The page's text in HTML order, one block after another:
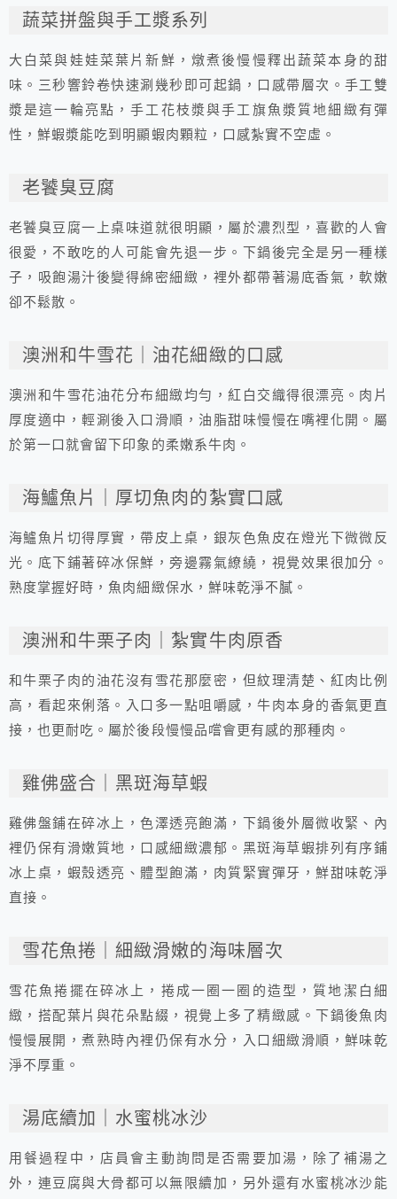
蔬菜拼盤與手工漿系列
大白菜與娃娃菜葉片新鮮，燉煮後慢慢釋出蔬菜本身的甜
味。三秒響鈴卷快速涮幾秒即可起鍋，口感帶層次。手工雙
漿是這一輪亮點，手工花枝漿與手工旗魚漿質地細緻有彈
性，鮮蝦漿能吃到明顯蝦肉顆粒，口感紮實不空虛。
老饕臭豆腐
老饕臭豆腐一上桌味道就很明顯，屬於濃烈型，喜歡的人會
很愛，不敢吃的人可能會先退一步。下鍋後完全是另一種樣
子，吸飽湯汁後變得綿密細緻，裡外都帶著湯底香氣，軟嫩
卻不鬆散。
澳洲和牛雪花｜油花細緻的口感
澳洲和牛雪花油花分布細緻均勻，紅白交織得很漂亮。肉片
厚度適中，輕涮後入口滑順，油脂甜味慢慢在嘴裡化開。屬
於第一口就會留下印象的柔嫩系牛肉。
海鱸魚片｜厚切魚肉的紮實口感
海鱸魚片切得厚實，帶皮上桌，銀灰色魚皮在燈光下微微反
光。底下鋪著碎冰保鮮，旁邊霧氣繚繞，視覺效果很加分。
熟度掌握好時，魚肉細緻保水，鮮味乾淨不膩。
澳洲和牛栗子肉｜紮實牛肉原香
和牛栗子肉的油花沒有雪花那麼密，但紋理清楚、紅肉比例
高，看起來俐落。入口多一點咀嚼感，牛肉本身的香氣更直
接，也更耐吃。屬於後段慢慢品嚐會更有感的那種肉。
雞佛盛合｜黑斑海草蝦
雞佛盤鋪在碎冰上，色澤透亮飽滿，下鍋後外層微收緊、內
裡仍保有滑嫩質地，口感細緻濃郁。黑斑海草蝦排列有序鋪
冰上桌，蝦殼透亮、體型飽滿，肉質緊實彈牙，鮮甜味乾淨
直接。
雪花魚捲｜細緻滑嫩的海味層次
雪花魚捲擺在碎冰上，捲成一圈一圈的造型，質地潔白細
緻，搭配葉片與花朵點綴，視覺上多了精緻感。下鍋後魚肉
慢慢展開，煮熟時內裡仍保有水分，入口細緻滑順，鮮味乾
淨不厚重。
湯底續加｜水蜜桃冰沙
用餐過程中，店員會主動詢問是否需要加湯，除了補湯之
外，連豆腐與大骨都可以無限續加，另外還有水蜜桃冰沙能